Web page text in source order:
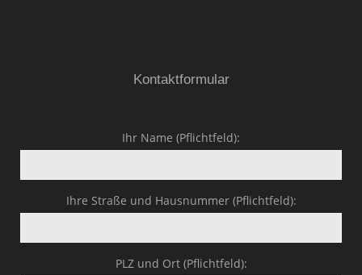
Kontaktformular
Ihr Name (Pflichtfeld):
Ihre Straße und Hausnummer (Pflichtfeld):
PLZ und Ort (Pflichtfeld):